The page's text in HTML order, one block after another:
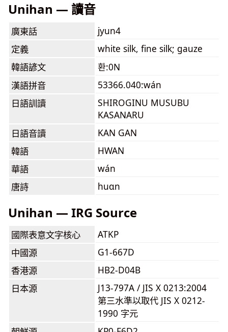
Unihan — 讀音
廣東話
jyun4
定義
white silk, fine silk; gauze
韓語諺文
환:0N
漢語拼音
53366.040:wán
日語訓讀
SHIROGINU MUSUBU
KASANARU
日語音讀
KAN GAN
韓語
HWAN
華語
wán
唐詩
huɑn
Unihan — IRG Source
國際表意文字核心
ATKP
中國源
G1-667D
香港源
HB2-D04B
日本源
J13-797A / JIS X 0213:2004
第三水準以取代 JIS X 0212-
1990 字元